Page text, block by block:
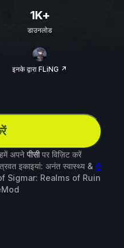
1K+
डाउनलोड
इनके द्वारा FLiNG ↗
अपने पीसीपर विज़िट करें
इकाइयां: अनंत स्वास्थ्य & 6
Sigmar: Realms of Ruin